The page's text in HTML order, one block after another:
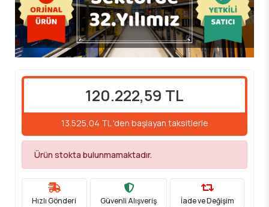
120.222,59 TL
13.525,04 TL 'den başlayan taksitlerle
Ürün stokta bulunmamaktadır.
Hızlı Gönderi Güvenli Alışveriş İade ve Değişim